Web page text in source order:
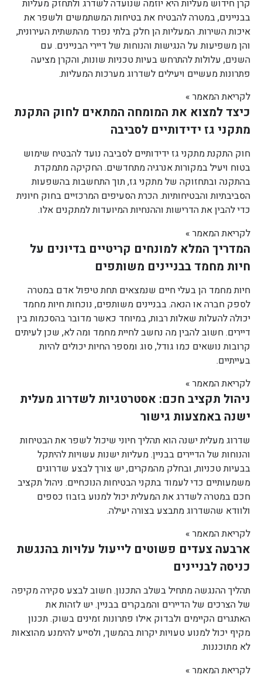
קרן חידוש מעליות היא יוזמה שנועדה לשדרג ולתחזק מעליות
בבניינים, במטרה להבטיח את בטיחות המשתמשים ולשפר את
איכות השירות. המעליות הן חלק בלתי נפרד מהתשתית העירונית,
והן משפיעות על הנגישות והנוחות של דיירי הבניינים. עם
השנים, עלולות להתרחש בעיות טכניות שונות, והקרן מציעה
פתרונות מעשיים ויעילים לשדרוג מערכות המעליות.
לקריאת המאמר »
כיצד למצוא את המומחה המתאים לחוק התקנת
מתקני גז ידידותיים לסביבה
חוק התקנת מתקני גז ידידותיים לסביבה נועד להבטיח שימוש
בטוח ויעיל במקורות אנרגיה מתחדשים. החקיקה מתמקדת
בהתקנה ובתחזוקה של מתקני גז, תוך התחשבות בהשפעות
הסביבתיות והבטיחותיות. הכרת הסעיפים המרכזיים בחוק חיונית
כדי להבין את הדרישות וההנחיות המיועדות למתקנים אלו.
לקריאת המאמר »
המדריך המלא למונחים קריטיים בדיונים על
חיות מחמד בבניינים משותפים
חיות מחמד הן בעלי חיים שנמצאים תחת טיפול אדם במטרה
לספק חברה או הנאה. בבניינים משותפים, נוכחות חיות מחמד
יכולה להעלות שאלות רבות, במיוחד כאשר מדובר בהסכמות בין
דיירים. חשוב להבין מה נחשב לחיית מחמד ומה לא, שכן לעיתים
קרובות נושאים כמו גודל, סוג ומספר החיות יכולים להיות
בעייתיים.
לקריאת המאמר »
ניהול תקציב חכם: אסטרטגיות לשדרוג מעלית
ישנה באמצעות גישור
שדרוג מעלית ישנה הוא תהליך חיוני שיכול לשפר את הבטיחות
והנוחות של הדיירים בבניין. מעליות ישנות עשויות להיתקל
בבעיות טכניות, ובחלק מהמקרים, יש צורך לבצע שדרוגים
משמעותיים כדי לעמוד בתקני הבטיחות הנוכחיים. ניהול תקציב
חכם במטרה לשדרג את המעלית יכול למנוע בזבוז כספים
ולוודא שהשדרוג מתבצע בצורה יעילה.
לקריאת המאמר »
ארבעה צעדים פשוטים לייעול עלויות בהנגשת
כניסה לבניינים
תהליך ההנגשה מתחיל בשלב התכנון. חשוב לבצע סקירה מקיפה
של הצרכים של הדיירים והמבקרים בבניין. יש לזהות את
האתגרים הקיימים ולבדוק אילו פתרונות זמינים בשוק. תכנון
מקיף יכול למנוע טעויות יקרות בהמשך, ולסייע להימנע מהוצאות
לא מתוכננות.
לקריאת המאמר »